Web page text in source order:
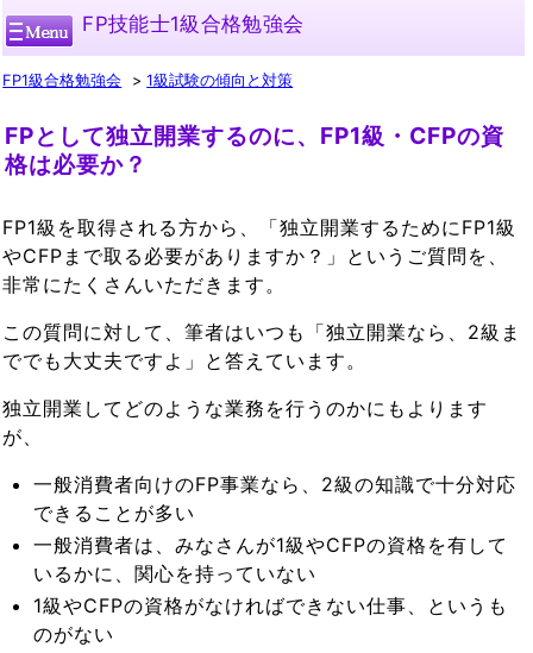
FP技能士1級合格勉強会
FP1級合格勉強会 1級試験の傾向と対策
FPとして独立開業するのに、FP1級・CFPの資
格は必要か？
FP1級を取得される方から、「独立開業するためにFP1級
やCFPまで取る必要がありますか？」というご質問を、
非常にたくさんいただきます。
この質問に対して、筆者はいつも「独立開業なら、2級ま
ででも大丈夫ですよ」と答えています。
独立開業してどのような業務を行うのかにもよります
が、
一般消費者向けのFP事業なら、2級の知識で十分対応
できることが多い
一般消費者は、みなさんが1級やCFPの資格を有して
いるかに、関心を持っていない
1級やCFPの資格がなければできない仕事、というも
のがない